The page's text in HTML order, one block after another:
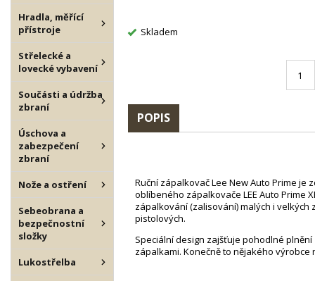
Hradla, měřící
přístroje
Střelecké a
lovecké vybavení
Součásti a údržba
zbraní
Úschova a
zabezpečení
zbraní
Nože a ostření
Sebeobrana a
bezpečnostní
složky
Lukostřelba
Skladem
POPIS
Ruční zápalkovač Lee New Auto Prime je
oblíbeného zápalkovače LEE Auto Prime
zápalkování (zalisování) malých i velkých
pistolových.
Speciální design zajšťuje pohodlné
zápalkami. Konečně to nějakého výrobce